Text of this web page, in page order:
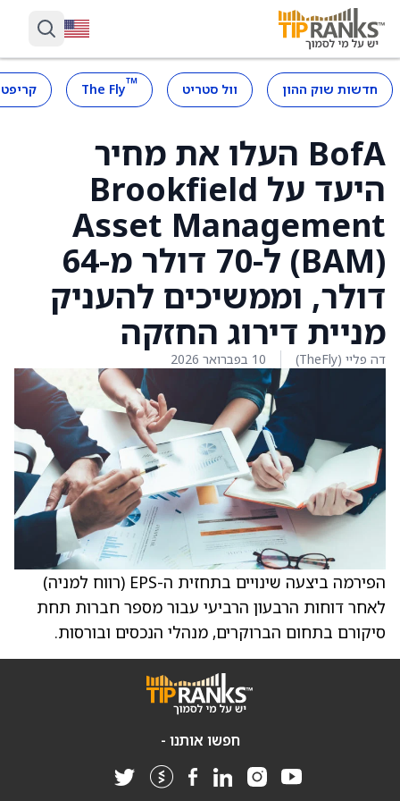
חדשות שוק ההון וול סטריט ™
The Fly
BofA העלו את מחיר
היעד על Brookfield
Asset Management
‏(BAM) ל-70 דולר מ-64
דולר, וממשיכים להעניק
מניית דירוג החזקה
דה פליי (TheFly) 10 בפברואר 2026
הפירמה ביצעה שינויים בתחזית ה-EPS (רווח למניה)
לאחר דוחות הרבעון הרביעי עבור מספר חברות תחת
סיקורם בתחום הברוקרים, מנהלי הנכסים ובורסות.
חפשו אותנו -